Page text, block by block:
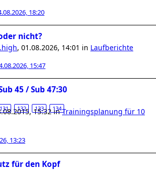
18:20
nicht?
, 01.08.2026, 14:01 in Laufberichte
15:47
45 / Sub 47:30
132 133 134
15:32inTrainingsplanung für 10
13:23
für den Kopf